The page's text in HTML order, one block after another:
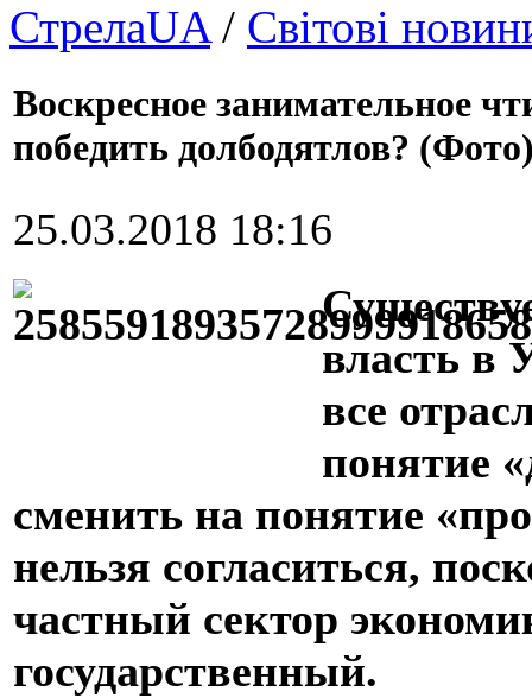
СтрелаUA/ Світові
Воскресное занимательное
победить долбодятлов?
25.03.2018 18:16
власть в
все
понятие
сменить на понятие
нельзя согласиться,
частный сектор
государственный.